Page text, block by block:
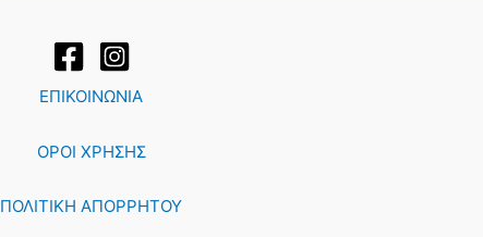
ΕΠΙΚΟΙΝΩΝΙΑ
ΟΡΟΙ ΧΡΗΣΗΣ
ΠΟΛΙΤΙΚΗ ΑΠΟΡΡΗΤΟΥ